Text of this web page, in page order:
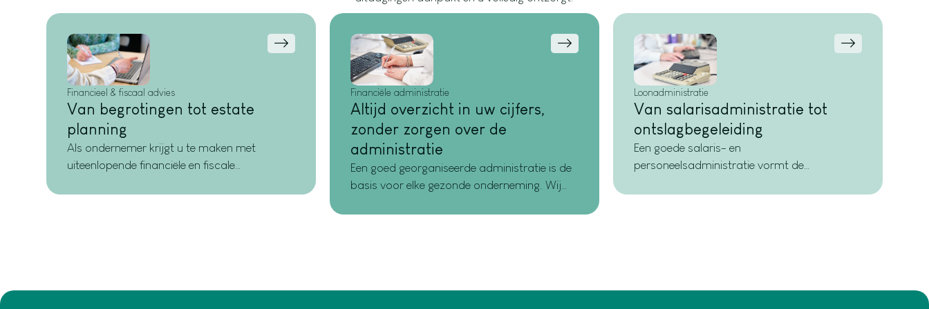
Financieel & fiscaal advies
Van begrotingen tot estate
planning
Als ondernemer krijgt u te maken met
uiteenlopende financiële en fiscale
Financiële administratie
Altijd overzicht in uw cijfers,
zonder zorgen over de
administratie
Een goed georganiseerde administratie is de
basis voor elke gezonde onderneming. Wij
Loonadministratie
Van salarisadministratie tot
ontslagbegeleiding
Een goede salaris- en
personeelsadministratie vormt de